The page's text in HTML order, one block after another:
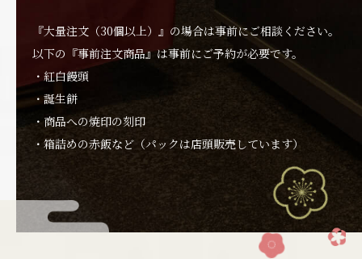
『大量注文（30個以上）』の場合は事前にご相談ください。
以下の『事前注文商品』は事前にご予約が必要です。
・紅白饅頭
・誕生餅
・商品への焼印の刻印
・箱詰めの赤飯など（パックは店頭販売しています）